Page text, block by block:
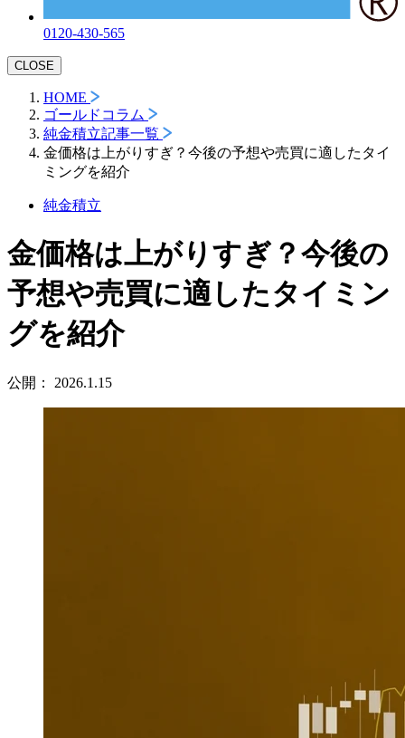
0120-430-565
CLOSE
HOME
ゴールドコラム
純金積立記事一覧
金価格は上がりすぎ？今後の予想や売買に適したタイ
ミングを紹介
純金積立
金価格は上がりすぎ？今後の
予想や売買に適したタイミン
グを紹介
公開： 2026.1.15